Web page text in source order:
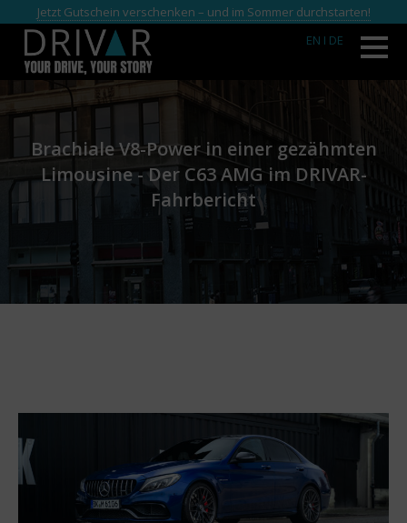
Jetzt Gutschein verschenken – und im Sommer durchstarten!
EN I DE
Brachiale V8-Power in einer gezähmten
Limousine - Der C63 AMG im DRIVAR-
Fahrbericht